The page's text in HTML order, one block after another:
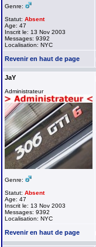
Genre:
Statut: Absent
Age: 47
Inscrit le: 13 Nov 2003
Messages: 9392
Localisation: NYC
Revenir en haut de page
JaY
Administrateur
Genre:
Statut: Absent
Age: 47
Inscrit le: 13 Nov 2003
Messages: 9392
Localisation: NYC
Revenir en haut de page